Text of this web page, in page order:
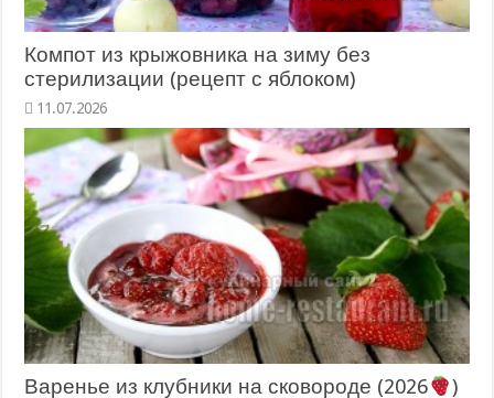
Компот из крыжовника на зиму без
стерилизации (рецепт с яблоком)
11.07.2026
Варенье из клубники на сковороде (2026 )